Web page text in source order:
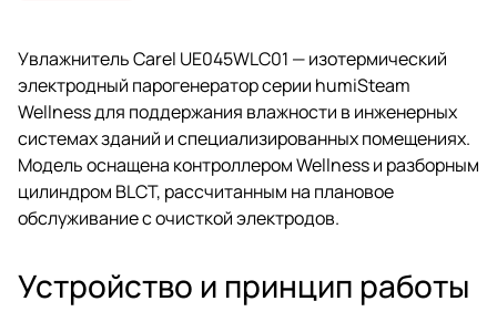
Увлажнитель Carel UE045WLC01 — изотермический
электродный парогенератор серии humiSteam
Wellness для поддержания влажности в инженерных
системах зданий и специализированных помещениях.
Модель оснащена контроллером Wellness и разборным
цилиндром BLCT, рассчитанным на плановое
обслуживание с очисткой электродов.
Устройство и принцип работы